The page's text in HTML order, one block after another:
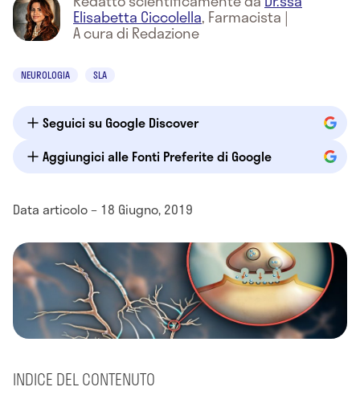
Elisabetta Ciccolella, Farmacista |
A cura di Redazione
NEUROLOGIA SLA
Seguici su Google Discover
Aggiungici alle Fonti Preferite di Google
Data articolo – 18 Giugno, 2019
INDICE DEL CONTENUTO